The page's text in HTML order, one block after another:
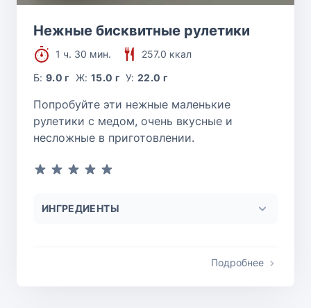
Нежные бисквитные рулетики
1 ч. 30 мин.
257.0 ккал
Б:9.0 г Ж: 15.0 г У:22.0 г
Попробуйте эти нежные маленькие
рулетики с медом, очень вкусные и
несложные в приготовлении.
ИНГРЕДИЕНТЫ
Подробнее